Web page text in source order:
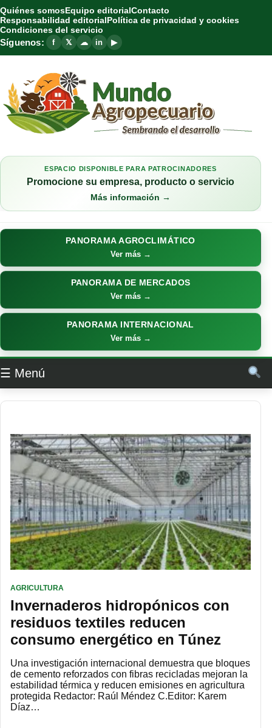
Quiénes somosEquipo editorialContacto
Responsabilidad editorialPolítica de privacidad y cookies
Condiciones del servicio
Síguenos: f 𝕏 ☁ in ▶
ESPACIO DISPONIBLE PARA PATROCINADORES
Promocione su empresa, producto o servicio
Más información →
PANORAMA AGROCLIMÁTICO
Ver más →
PANORAMA DE MERCADOS
Ver más →
PANORAMA INTERNACIONAL
Ver más →
☰ Menú
AGRICULTURA
Invernaderos hidropónicos con
residuos textiles reducen
consumo energético en Túnez
Una investigación internacional demuestra que bloques
de cemento reforzados con fibras recicladas mejoran la
estabilidad térmica y reducen emisiones en agricultura
protegida Redactor: Raúl Méndez C.Editor: Karem
Díaz…